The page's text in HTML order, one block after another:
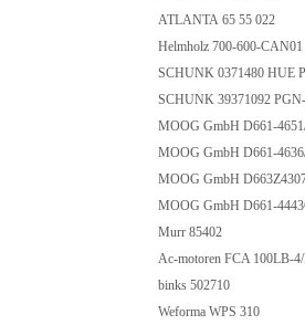
ATLANTA 65 55 022
Helmholz 700-600-
SCHUNK 0371480 HUE
SCHUNK 39371092
MOOG GmbH D661-
MOOG GmbH D661-
MOOG GmbH
MOOG GmbH D661-
Murr 85402
Ac-motoren FCA 100LB-
binks 502710
Weforma WPS 310